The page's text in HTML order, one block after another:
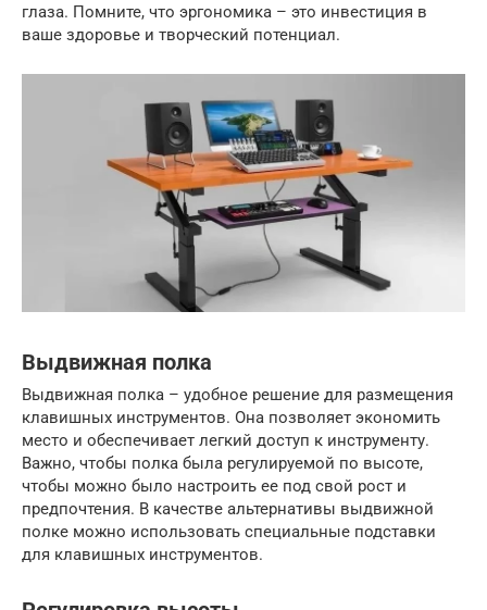
глаза. Помните, что эргономика – это инвестиция в
ваше здоровье и творческий потенциал.
Выдвижная полка
Выдвижная полка – удобное решение для размещения
клавишных инструментов. Она позволяет экономить
место и обеспечивает легкий доступ к инструменту.
Важно, чтобы полка была регулируемой по высоте,
чтобы можно было настроить ее под свой рост и
предпочтения. В качестве альтернативы выдвижной
полке можно использовать специальные подставки
для клавишных инструментов.